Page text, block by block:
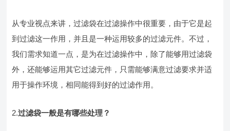
从专业视点来讲，过滤袋在过滤操作中很重要，由于它是起
到过滤这一作用，并且是一种运用较多的过滤元件。不过，
我们需求知道一点，是为在过滤操作中，除了能够用过滤袋
外，还能够运用其它过滤元件，只需能够满意过滤要求并适
用于操作环境，相同能得到好的过滤作用。
2.过滤袋一般是有哪些处理？